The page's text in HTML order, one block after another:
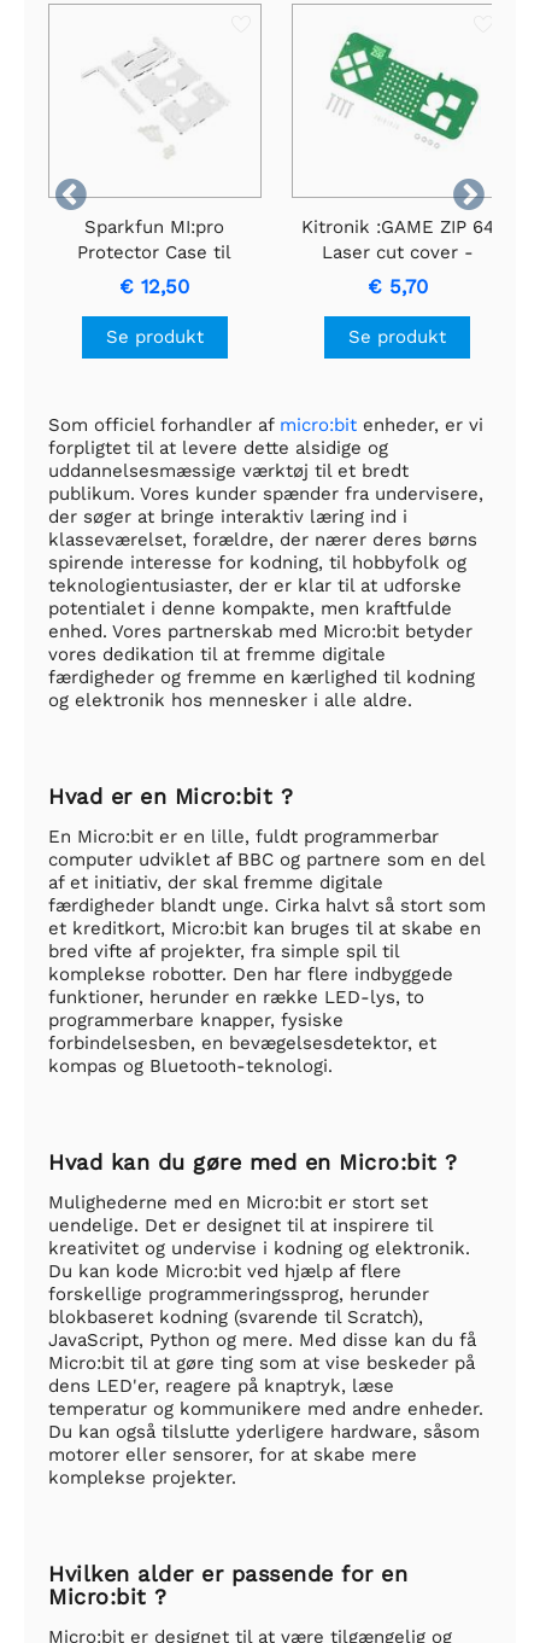


Sparkfun MI:pro
Protector Case til
Micro:bit V2
€ 12,50
Se produkt
Kitronik :GAME ZIP 64
Laser cut cover -
Grøn
€ 5,70
Se produkt
Som officiel forhandler af micro:bit enheder, er vi
forpligtet til at levere dette alsidige og
uddannelsesmæssige værktøj til et bredt
publikum. Vores kunder spænder fra undervisere,
der søger at bringe interaktiv læring ind i
klasseværelset, forældre, der nærer deres børns
spirende interesse for kodning, til hobbyfolk og
teknologientusiaster, der er klar til at udforske
potentialet i denne kompakte, men kraftfulde
enhed. Vores partnerskab med Micro:bit betyder
vores dedikation til at fremme digitale
færdigheder og fremme en kærlighed til kodning
og elektronik hos mennesker i alle aldre.
Hvad er en Micro:bit ?
En Micro:bit er en lille, fuldt programmerbar
computer udviklet af BBC og partnere som en del
af et initiativ, der skal fremme digitale
færdigheder blandt unge. Cirka halvt så stort som
et kreditkort, Micro:bit kan bruges til at skabe en
bred vifte af projekter, fra simple spil til
komplekse robotter. Den har flere indbyggede
funktioner, herunder en række LED-lys, to
programmerbare knapper, fysiske
forbindelsesben, en bevægelsesdetektor, et
kompas og Bluetooth-teknologi.
Hvad kan du gøre med en Micro:bit ?
Mulighederne med en Micro:bit er stort set
uendelige. Det er designet til at inspirere til
kreativitet og undervise i kodning og elektronik.
Du kan kode Micro:bit ved hjælp af flere
forskellige programmeringssprog, herunder
blokbaseret kodning (svarende til Scratch),
JavaScript, Python og mere. Med disse kan du få
Micro:bit til at gøre ting som at vise beskeder på
dens LED'er, reagere på knaptryk, læse
temperatur og kommunikere med andre enheder.
Du kan også tilslutte yderligere hardware, såsom
motorer eller sensorer, for at skabe mere
komplekse projekter.
Hvilken alder er passende for en
Micro:bit ?
Micro:bit er designet til at være tilgængelig og